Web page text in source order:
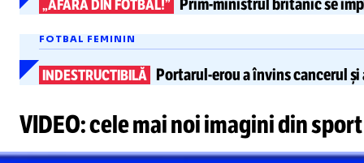
„AFARĂ DIN FOTBAL!” Prim-ministrulbritanic se
FOTBAL FEMININ
INDESTRUCTIBILĂ Portarul-eroua învins cancerulși
VIDEO: cele mai noi imagini din sport